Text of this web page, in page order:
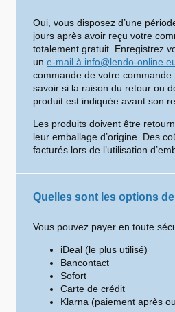
Oui, vous disposez d’une
jours après avoir reçu votre
totalement gratuit. Enregistrez
un e-mail à info@lendo-
commande de votre
savoir si la raison du retour ou
produit est indiquée avant son
Les produits doivent être
leur emballage d’origine. Des
facturés lors de l’utilisation
Quelles sont les options
Vous pouvez payer en toute
iDeal (le plus utilisé)
Bancontact
Sofort
Carte de crédit
Klarna (paiement après